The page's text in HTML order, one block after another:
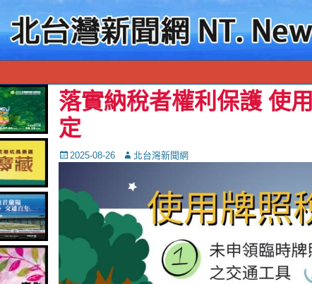
落實納稅者權利保護 使
定
Posted
2025-08-26 Autor北台灣新聞網